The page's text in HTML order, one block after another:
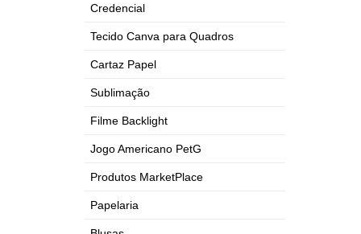
Credencial
Tecido Canva para Quadros
Cartaz Papel
Sublimação
Filme Backlight
Jogo Americano PetG
Produtos MarketPlace
Papelaria